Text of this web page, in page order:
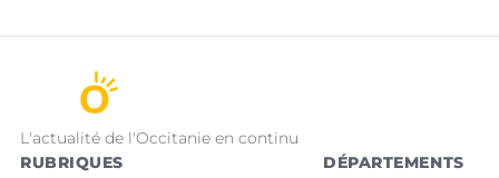
L'actualité de l'Occitanie en continu
RUBRIQUES
DÉPARTEMENTS